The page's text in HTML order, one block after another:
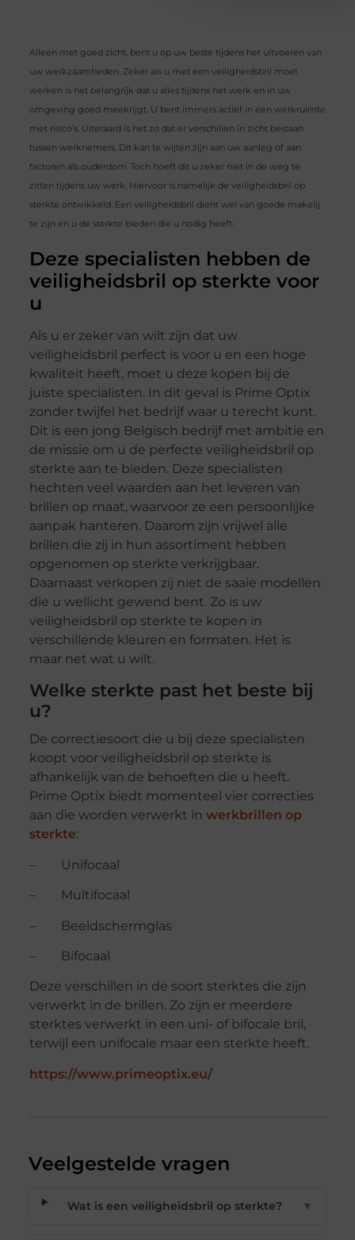
Alleen met goed zicht, bent u op uw beste tijdens het uitvoeren van
uw werkzaamheden. Zeker als u met een veiligheidsbril moet
werken is het belangrijk dat u alles tijdens het werk en in uw
omgeving goed meekrijgt. U bent immers actief in een werkruimte
met risico’s. Uiteraard is het zo dat er verschillen in zicht bestaan
tussen werknemers. Dit kan te wijten zijn aan uw aanleg of aan
factoren als ouderdom. Toch hoeft dit u zeker niet in de weg te
zitten tijdens uw werk. Hiervoor is namelijk de veiligheidsbril op
sterkte ontwikkeld. Een veiligheidsbril dient wel van goede makelij
te zijn en u de sterkte bieden die u nodig heeft.
Deze specialisten hebben de
veiligheidsbril op sterkte voor
u
Als u er zeker van wilt zijn dat uw
veiligheidsbril perfect is voor u en een hoge
kwaliteit heeft, moet u deze kopen bij de
juiste specialisten. In dit geval is Prime Optix
zonder twijfel het bedrijf waar u terecht kunt.
Dit is een jong Belgisch bedrijf met ambitie en
de missie om u de perfecte veiligheidsbril op
sterkte aan te bieden. Deze specialisten
hechten veel waarden aan het leveren van
brillen op maat, waarvoor ze een persoonlijke
aanpak hanteren. Daarom zijn vrijwel alle
brillen die zij in hun assortiment hebben
opgenomen op sterkte verkrijgbaar.
Daarnaast verkopen zij niet de saaie modellen
die u wellicht gewend bent. Zo is uw
veiligheidsbril op sterkte te kopen in
verschillende kleuren en formaten. Het is
maar net wat u wilt.
Welke sterkte past het beste bij
u?
De correctiesoort die u bij deze specialisten
koopt voor veiligheidsbril op sterkte is
afhankelijk van de behoeften die u heeft.
Prime Optix biedt momenteel vier correcties
aan die worden verwerkt in werkbrillen op
sterkte:
– Unifocaal
– Multifocaal
– Beeldschermglas
– Bifocaal
Deze verschillen in de soort sterktes die zijn
verwerkt in de brillen. Zo zijn er meerdere
sterktes verwerkt in een uni- of bifocale bril,
terwijl een unifocale maar een sterkte heeft.
https://www.primeoptix.eu/
Veelgestelde vragen
Wat is een veiligheidsbril op sterkte? ▼